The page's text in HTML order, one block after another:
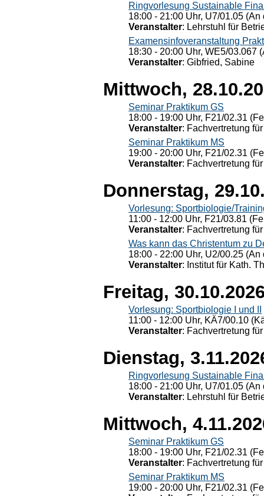
Ringvorlesung Sustainable
18:00 - 21:00 Uhr, U7/01.05
Veranstalter: Lehrstuhl für
Examensinfoveranstaltung
18:30 - 20:00 Uhr, WE5/03.067
Veranstalter: Gibfried, Sabine
Mittwoch,
Seminar Praktikum GS
18:00 - 19:00 Uhr, F21/02.31
Veranstalter: Fachvertretung
Seminar Praktikum MS
19:00 - 20:00 Uhr, F21/02.31
Veranstalter: Fachvertretung
Donnerstag,
Vorlesung: Sportbiologie/
11:00 - 12:00 Uhr, F21/03.81
Veranstalter: Fachvertretung
Was kann das Christentum zu
18:00 - 22:00 Uhr, U2/00.25
Veranstalter: Institut für Kath.
Freitag,
Vorlesung: Sportbiologie I und II
11:00 - 12:00 Uhr, KÄ7/00.10
Veranstalter: Fachvertretung
Dienstag,
Ringvorlesung Sustainable
18:00 - 21:00 Uhr, U7/01.05
Veranstalter: Lehrstuhl für
Mittwoch,
Seminar Praktikum GS
18:00 - 19:00 Uhr, F21/02.31
Veranstalter: Fachvertretung
Seminar Praktikum MS
19:00 - 20:00 Uhr, F21/02.31